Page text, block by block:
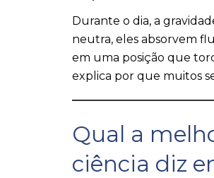
Durante o dia, a
neutra, eles absorvem
em uma posição que
explica por que muitos
Qual a
ciência diz